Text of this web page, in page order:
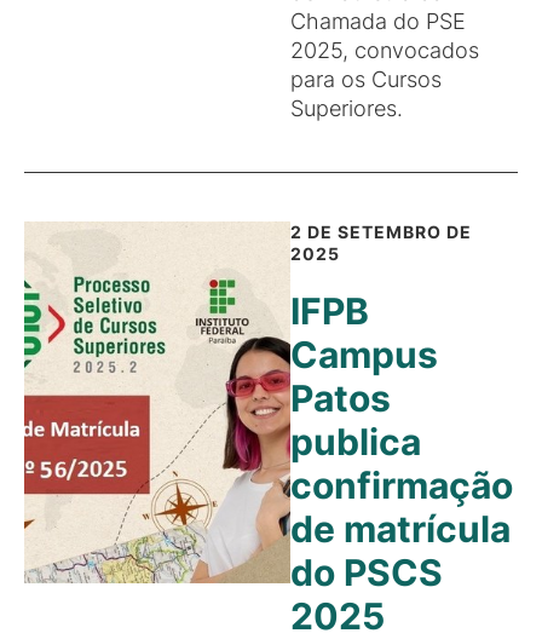
Chamada do PSE
2025, convocados
para os Cursos
Superiores.
2 DE SETEMBRO DE
2025
IFPB
Campus
Patos
publica
confirmação
de matrícula
do PSCS
2025